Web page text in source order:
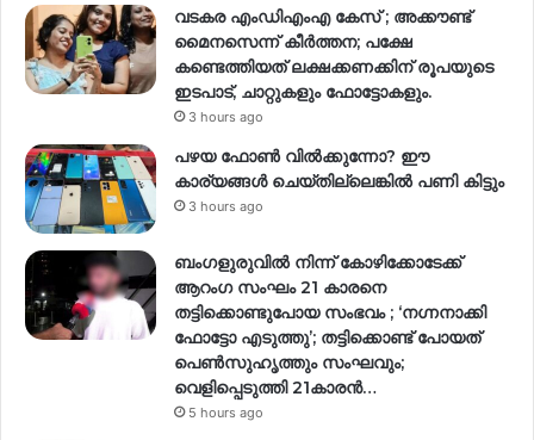
വടകര എംഡിഎംഎ കേസ് ; അക്കൗണ്ട്
മൈനസെന്ന് കീർത്തന; പക്ഷേ
കണ്ടെത്തിയത് ലക്ഷക്കണക്കിന് രൂപയുടെ
ഇടപാട്, ചാറ്റുകളും ഫോട്ടോകളും.
3 hours ago
പഴയ ഫോൺ വിൽക്കുന്നോ? ഈ
കാര്യങ്ങൾ ചെയ്തില്ലെങ്കിൽ പണി കിട്ടും
3 hours ago
ബംഗളുരുവിൽ നിന്ന് കോഴിക്കോടേക്ക്
ആറംഗ സംഘം 21 കാരനെ
തട്ടിക്കൊണ്ടുപോയ സംഭവം ; ‘നഗ്നനാക്കി
ഫോട്ടോ എടുത്തു’; തട്ടിക്കൊണ്ട് പോയത്
പെണ്‍സുഹൃത്തും സംഘവും;
വെളിപ്പെടുത്തി 21കാരന്‍…
5 hours ago